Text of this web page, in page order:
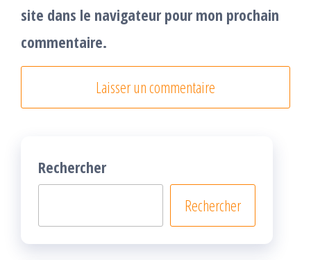
site dans le navigateur pour mon prochain
commentaire.
Rechercher
Rechercher